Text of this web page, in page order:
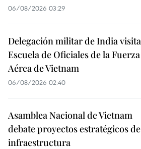
06/08/2026 03:29
Delegación militar de India visita
Escuela de Oficiales de la Fuerza
Aérea de Vietnam
06/08/2026 02:40
Asamblea Nacional de Vietnam
debate proyectos estratégicos de
infraestructura